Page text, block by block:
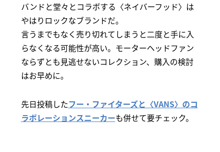
バンドと堂々とコラボする〈ネイバーフッド〉は
やはりロックなブランドだ。
言うまでもなく売り切れてしまうと二度と手に入
らなくなる可能性が高い。モーターヘッドファン
ならずとも見逃せないコレクション、購入の検討
はお早めに。
先日投稿したフー・ファイターズと〈VANS〉のコ
ラボレーションスニーカーも併せて要チェック。